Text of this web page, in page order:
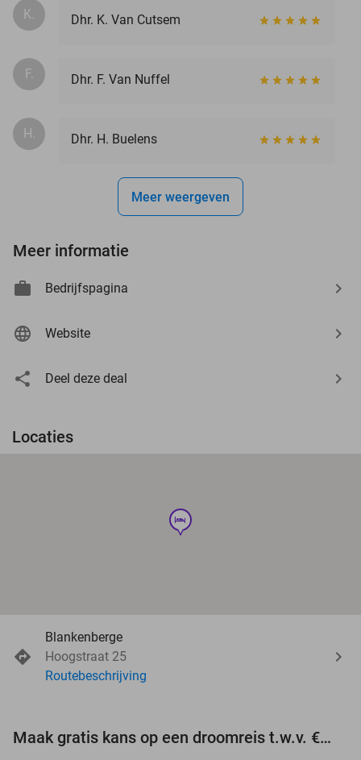
K. Dhr. K. Van Cutsem
F. Dhr. F. Van Nuffel
H. Dhr. H. Buelens
Meer weergeven
Meer informatie
Bedrijfspagina
Website
Deel deze deal
Locaties
hotel
Blankenberge
Hoogstraat 25
Routebeschrijving
Maak gratis kans op een droomreis t.w.v. €3.000!